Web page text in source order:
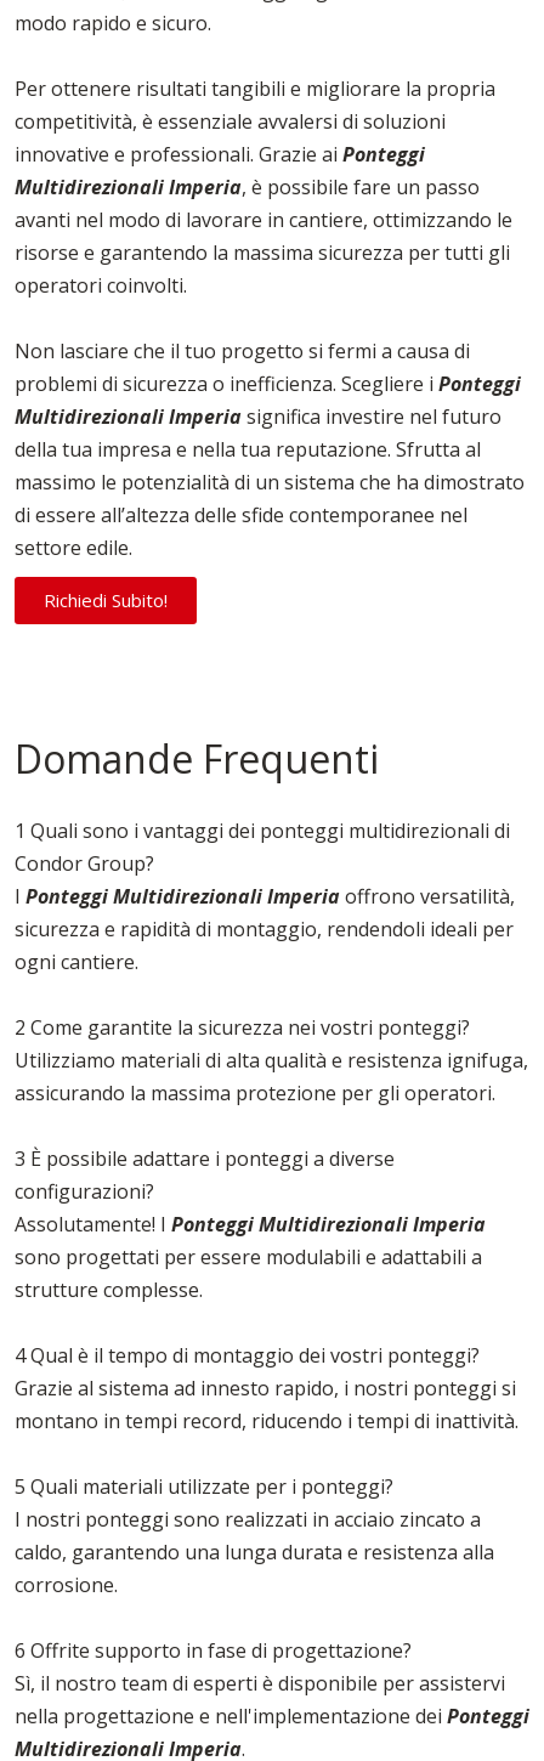
modo rapido e sicuro.
Per ottenere risultati tangibili e migliorare la propria
competitività, è essenziale avvalersi di soluzioni
innovative e professionali. Grazie ai Ponteggi
Multidirezionali Imperia, è possibile fare un passo
avanti nel modo di lavorare in cantiere, ottimizzando le
risorse e garantendo la massima sicurezza per tutti gli
operatori coinvolti.
Non lasciare che il tuo progetto si fermi a causa di
problemi di sicurezza o inefficienza. Scegliere i Ponteggi
Multidirezionali Imperiasignifica investire nel futuro
della tua impresa e nella tua reputazione. Sfrutta al
massimo le potenzialità di un sistema che ha dimostrato
di essere all’altezza delle sfide contemporanee nel
settore edile.
Richiedi Subito!
Domande Frequenti
1 Quali sono i vantaggi dei ponteggi multidirezionali di
Condor Group?
I Ponteggi Multidirezionali Imperiaoffrono versatilità,
sicurezza e rapidità di montaggio, rendendoli ideali per
ogni cantiere.
2 Come garantite la sicurezza nei vostri ponteggi?
Utilizziamo materiali di alta qualità e resistenza ignifuga,
assicurando la massima protezione per gli operatori.
3 È possibile adattare i ponteggi a diverse
configurazioni?
Assolutamente! I Ponteggi Multidirezionali Imperia
sono progettati per essere modulabili e adattabili a
strutture complesse.
4 Qual è il tempo di montaggio dei vostri ponteggi?
Grazie al sistema ad innesto rapido, i nostri ponteggi si
montano in tempi record, riducendo i tempi di inattività.
5 Quali materiali utilizzate per i ponteggi?
I nostri ponteggi sono realizzati in acciaio zincato a
caldo, garantendo una lunga durata e resistenza alla
corrosione.
6 Offrite supporto in fase di progettazione?
Sì, il nostro team di esperti è disponibile per assistervi
nella progettazione e nell'implementazione dei Ponteggi
Multidirezionali Imperia.